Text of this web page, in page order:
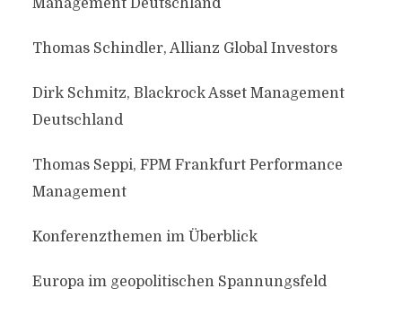
Management Deutschland
Thomas Schindler, Allianz Global Investors
Dirk Schmitz, Blackrock Asset Management
Deutschland
Thomas Seppi, FPM Frankfurt Performance
Management
Konferenzthemen im Überblick
Europa im geopolitischen Spannungsfeld